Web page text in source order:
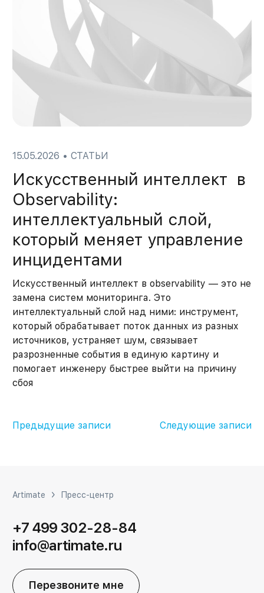
15.05.2026 • СТАТЬИ
Искусственный интеллект в
Observability:
интеллектуальный слой,
который меняет управление
инцидентами
Искусственный интеллект в observability — это не
замена систем мониторинга. Это
интеллектуальный слой над ними: инструмент,
который обрабатывает поток данных из разных
источников, устраняет шум, связывает
разрозненные события в единую картину и
помогает инженеру быстрее выйти на причину
сбоя
Навигация
Предыдущие записи Следующие записи
Artimate Пресс-центр
+7 499 302-28-84
info@artimate.ru
Перезвоните мне